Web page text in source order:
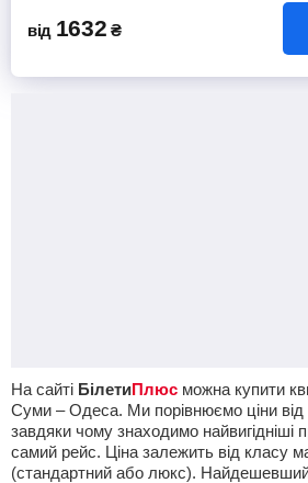
від 1632 ₴
На сайті БілетиПлюс можна купити
Суми – Одеса. Ми порівнюємо ціни від
завдяки чому знаходимо найвигідніші
самий рейс. Ціна залежить від класу
(стандартний або люкс).